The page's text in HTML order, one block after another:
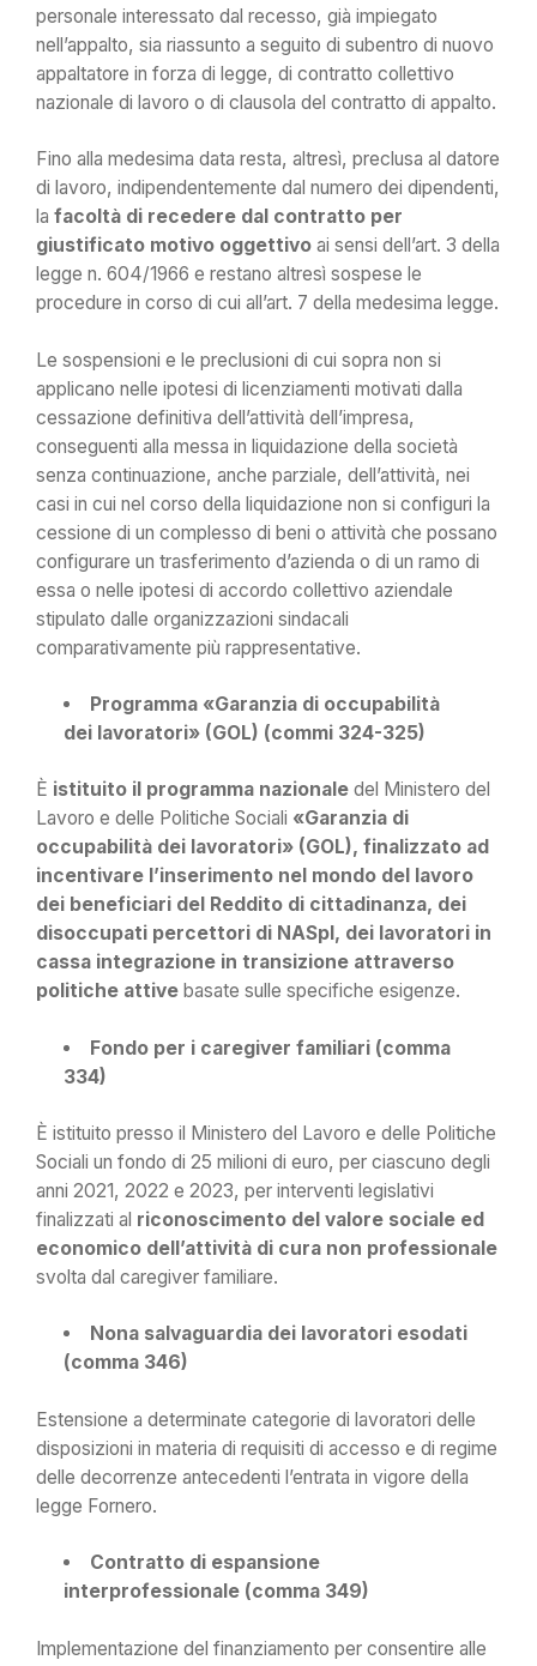
personale interessato dal recesso, già impiegato
nell’appalto, sia riassunto a seguito di subentro di nuovo
appaltatore in forza di legge, di contratto collettivo
nazionale di lavoro o di clausola del contratto di appalto.
Fino alla medesima data resta, altresì, preclusa al datore
di lavoro, indipendentemente dal numero dei dipendenti,
la facoltà di recedere dal contratto per
giustificato motivo oggettivo ai sensi dell’art. 3 della
legge n. 604/1966 e restano altresì sospese le
procedure in corso di cui all’art. 7 della medesima legge.
Le sospensioni e le preclusioni di cui sopra non si
applicano nelle ipotesi di licenziamenti motivati dalla
cessazione definitiva dell’attività dell’impresa,
conseguenti alla messa in liquidazione della società
senza continuazione, anche parziale, dell’attività, nei
casi in cui nel corso della liquidazione non si configuri la
cessione di un complesso di beni o attività che possano
configurare un trasferimento d’azienda o di un ramo di
essa o nelle ipotesi di accordo collettivo aziendale
stipulato dalle organizzazioni sindacali
comparativamente più rappresentative.
Programma «Garanzia di occupabilità
dei lavoratori» (GOL) (commi 324-325)
È istituito il programma nazionale del Ministero del
Lavoro e delle Politiche Sociali «Garanzia di
occupabilità dei lavoratori» (GOL), finalizzato ad
incentivare l’inserimento nel mondo del lavoro
dei beneficiari del Reddito di cittadinanza, dei
disoccupati percettori di NASpI, dei lavoratori in
cassa integrazione in transizione attraverso
politiche attive basate sulle specifiche esigenze.
Fondo per i caregiver familiari (comma
334)
È istituito presso il Ministero del Lavoro e delle Politiche
Sociali un fondo di 25 milioni di euro, per ciascuno degli
anni 2021, 2022 e 2023, per interventi legislativi
finalizzati al riconoscimento del valore sociale ed
economico dell’attività di cura non professionale
svolta dal caregiver familiare.
Nona salvaguardia dei lavoratori esodati
(comma 346)
Estensione a determinate categorie di lavoratori delle
disposizioni in materia di requisiti di accesso e di regime
delle decorrenze antecedenti l’entrata in vigore della
legge Fornero.
Contratto di espansione
interprofessionale (comma 349)
Implementazione del finanziamento per consentire alle